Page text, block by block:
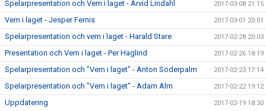
Spelarpresentation och Vem i laget - Arvid Lindahl 2017-03-08 21:15
Vem i laget - Jesper Fernis 2017-03-01 20:01
Spelarpresentation och vem i laget - Harald Stare 2017-02-28 20:03
Presentation och Vem i laget - Per Haglind 2017-02-26 18:19
Spelarpresentation och "Vem i laget" - Anton Söderpalm 2017-02-23 17:14
Spelarpresentation och "Vem i laget" - Adam Alm 2017-02-22 19:12
Uppdatering 2017-02-19 18:30